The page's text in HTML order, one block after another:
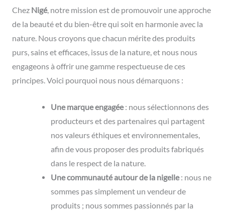
Chez Nigé, notre mission est de promouvoir une approche
de la beauté et du bien-être qui soit en harmonie avec la
nature. Nous croyons que chacun mérite des produits
purs, sains et efficaces, issus de la nature, et nous nous
engageons à offrir une gamme respectueuse de ces
principes. Voici pourquoi nous nous démarquons :
Une marque engagée: nous sélectionnons des
producteurs et des partenaires qui partagent
nos valeurs éthiques et environnementales,
afin de vous proposer des produits fabriqués
dans le respect de la nature.
Une communauté autour de la nigelle: nous ne
sommes pas simplement un vendeur de
produits ; nous sommes passionnés par la